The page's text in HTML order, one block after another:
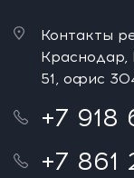
Контакты
Краснодар,
51, офис
+7
+7 861